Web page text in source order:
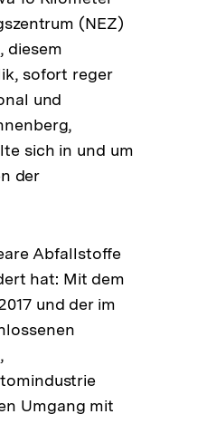
(NEZ)
diesem
sofort reger
und
sich in und um
der
Abfallstoffe
hat: Mit dem
und der im
Umgang mit